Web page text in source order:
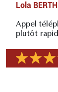
Lola
Appel
plutôt